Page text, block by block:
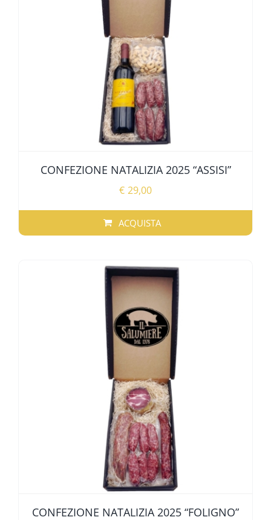
SPECIALITÀ REGIONALI
CONFEZIONE NATALIZIA 2025 “ASSISI”
€ 29,00
ACQUISTA
CONFEZIONE NATALIZIA 2025 “FOLIGNO”